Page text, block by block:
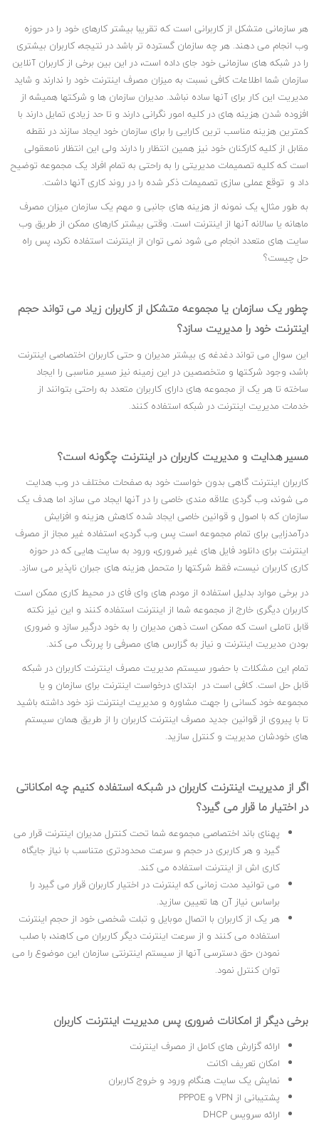
هر سازمانی متشکل از کاربرانی است که تقریبا بیشتر کارهای خود را در حوزه
وب انجام می دهند. هر چه سازمان گسترده تر باشد در نتیجه، کاربران بیشتری
را در شبکه های سازمانی خود جای داده است، در این بین برخی از کاربران آنلاین
سازمان شما اطلاعات کافی نسبت به میزان مصرف اینترنت خود را ندارند و شاید
مدیریت این کار برای آنها ساده نباشد. مدیران سازمان ها و شرکتها همیشه از
افزوده شدن هزینه های در کلیه امور نگرانی دارند و تا حد زیادی تمایل دارند با
کمترین هزینه مناسب ترین کارایی را برای سازمان خود ایجاد سازند در نقطه
مقابل از کلیه کارکنان خود نیز همین انتظار را دارند ولی این انتظار نامعقولی
است که کلیه تصمیمات مدیریتی را به راحتی به تمام افراد یک مجموعه توضیح
داد و توقع عملی سازی تصمیمات ذکر شده را در روند کاری آنها داشت.
به طور مثال، یک نمونه از هزینه های جانبی و مهم یک سازمان میزان مصرف
ماهانه یا سالانه آنها از اینترنت است. وقتی بیشتر کارهای ممکن از طریق وب
سایت های متعدد انجام می شود نمی توان از اینترنت استفاده نکرد، پس راه
حل چیست؟
چطور یک سازمان یا مجموعه متشکل از کاربران زیاد می تواند حجم
اینترنت خود را مدیریت سازد؟
این سوال می تواند دغدغه ی بیشتر مدیران و حتی کاربران اختصاصی اینترنت
باشد، وجود شرکتها و متخصصین در این زمینه نیز مسیر مناسبی را ایجاد
ساخته تا هر یک از مجموعه های دارای کاربران متعدد به راحتی بتوانند از
خدمات مدیریت اینترنت در شبکه استفاده کنند.
مسیر هدایت و مدیریت کاربران در اینترنت چگونه است؟
کاربران اینترنت گاهی بدون خواست خود به صفحات مختلف در وب هدایت
می شوند، وب گردی علاقه مندی خاصی را در آنها ایجاد می سازد اما هدف یک
سازمان که با اصول و قوانین خاصی ایجاد شده کاهش هزینه و افزایش
درآمدزایی برای تمام مجموعه است پس وب گردی، استفاده غیر مجاز از مصرف
اینترنت برای دانلود فایل های غیر ضروری، ورود به سایت هایی که در حوزه
کاری کاربران نیست، فقط شرکتها را متحمل هزینه های جبران ناپذیر می سازد.
در برخی موارد بدلیل استفاده از مودم های وای فای در محیط کاری ممکن است
کاربران دیگری خارج از مجموعه شما از اینترنت استفاده کنند و این نیز نکته
قابل تاملی است که ممکن است ذهن مدیران را به خود درگیر سازد و ضروری
بودن مدیریت اینترنت و نیاز به گزارس های مصرفی را پررنگ می کند.
تمام این مشکلات با حضور سیستم مدیریت مصرف اینترنت کاربران در شبکه
قابل حل است. کافی است در ابتدای درخواست اینترنت برای سازمان و یا
مجموعه خود کسانی را جهت مشاوره و مدیریت اینترنت نزد خود داشته باشید
تا با پیروی از قوانین جدید مصرف اینترنت کاربران را از طریق همان سیستم
های خودشان مدیریت و کنترل سازید.
اگر از مدیریت اینترنت کاربران در شبکه استفاده کنیم چه امکاناتی
در اختیار ما قرار می گیرد؟
پهنای باند اختصاصی مجموعه شما تحت کنترل مدیران اینترنت قرار می
گیرد و هر کاربری در حجم و سرعت محدودتری متناسب با نیاز جایگاه
کاری اش از اینترنت استفاده می کند.
می توانید مدت زمانی که اینترنت در اختیار کاربران قرار می گیرد را
براساس نیاز آن ها تعیین سازید.
هر یک از کاربران با اتصال موبایل و تبلت شخصی خود از حجم اینترنت
استفاده می کنند و از سرعت اینترنت دیگر کاربران می کاهند، با صلب
نمودن حق دسترسی آنها از سیستم اینترنتی سازمان این موضوع را می
توان کنترل نمود.
برخی دیگر از امکانات ضروری پس مدیریت اینترنت کاربران
ارائه گزارش های کامل از مصرف اینترنت
امکان تعریف اکانت
نمایش یک سایت هنگام ورود و خروج کاربران
پشتیبانی از VPN و PPPOE
ارائه سرویس DHCP